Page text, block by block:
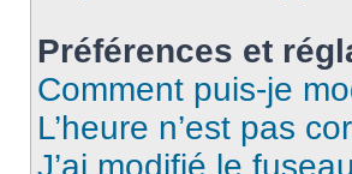
Préférences et
Comment puis-je
L’heure n’est pas
J’ai modifié le